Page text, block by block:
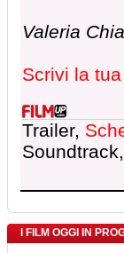
Valeria
Scrivi la
Trailer,
I FILM OGGI IN